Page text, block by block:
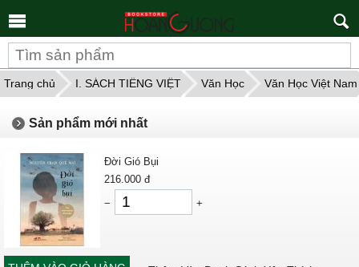
kiếm
Trang chủ I. SÁCH TIẾNG VIỆT Văn Học Văn Học Việt Nam
Sản phẩm mới nhất
Đời Gió Bụi
216.000 đ
−
+